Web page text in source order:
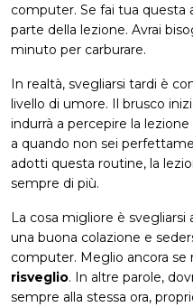
computer. Se fai tua questa
parte della lezione. Avrai
minuto per carburare.
In realtà, svegliarsi tardi è
livello di umore. Il brusco
indurrà a percepire la
a quando non sei
adotti questa routine, la
sempre di più.
La cosa migliore è svegliarsi
una buona colazione e
computer. Meglio ancora se
risveglio. In altre parole,
sempre alla stessa ora,